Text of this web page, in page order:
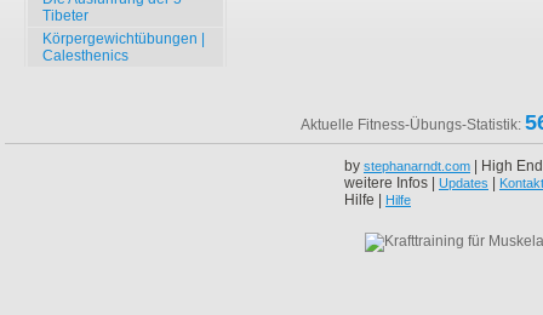
Tibeter
Körpergewichtübungen |
Calesthenics
Aktuelle Fitness-Übungs-Statistik:
by stephanarndt.com | High
weitere Infos | Updates Kontakt
Hilfe | Hilfe